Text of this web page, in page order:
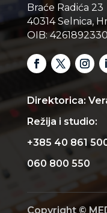
Braće Radića 23
40314 Selnica,
OIB:
Direktorica:
Režija i studio:
+385 40 861
060 800 550
Copyright ©